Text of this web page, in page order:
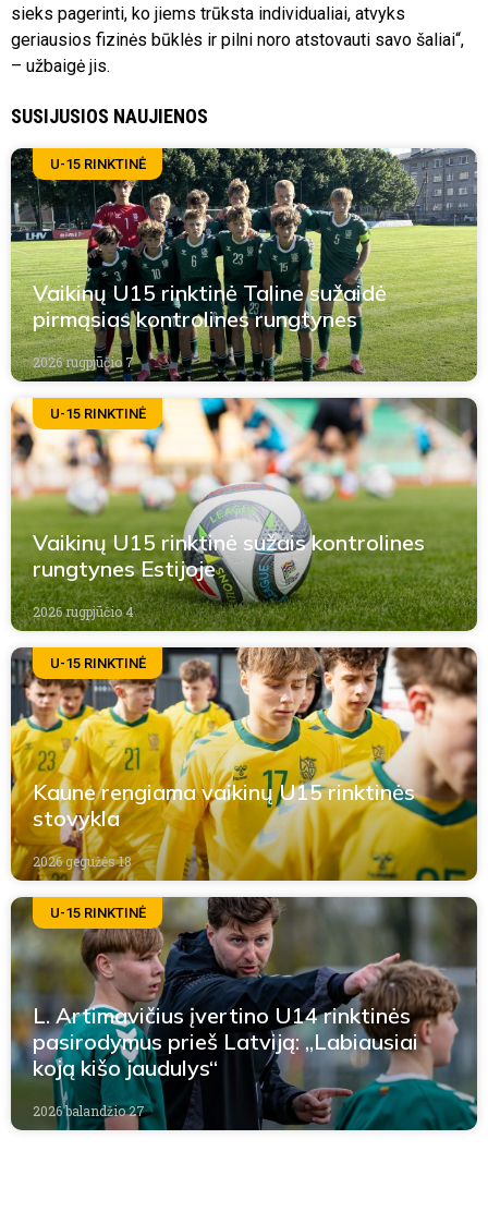
sieks pagerinti, ko jiems trūksta individualiai, atvyks
geriausios fizinės būklės ir pilni noro atstovauti savo šaliai“,
– užbaigė jis.
SUSIJUSIOS NAUJIENOS
U-15 RINKTINĖ
Vaikinų U15 rinktinė Taline sužaidė
pirmąsias kontrolines rungtynes
2026 rugpjūčio 7
U-15 RINKTINĖ
Vaikinų U15 rinktinė sužais kontrolines
rungtynes Estijoje
2026 rugpjūčio 4
U-15 RINKTINĖ
Kaune rengiama vaikinų U15 rinktinės
stovykla
2026 gegužės 18
U-15 RINKTINĖ
L. Artimavičius įvertino U14 rinktinės
pasirodymus prieš Latviją: „Labiausiai
koją kišo jaudulys“
2026 balandžio 27